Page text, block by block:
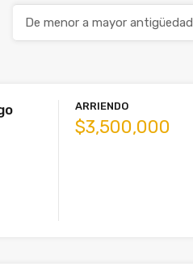
De menor a mayor antigüedad
ARRIENDO
$3,500,000